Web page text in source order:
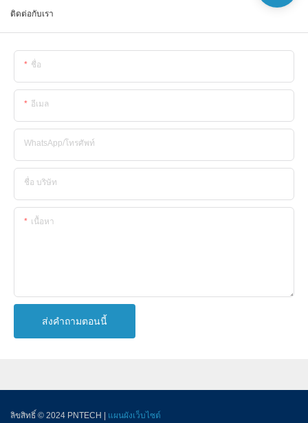
ติดต่อกับเรา
ชื่อ
อีเมล
WhatsApp/โทรศัพท์
ชื่อ บริษัท
เนื้อหา
ส่งคำถามตอนนี้
ลิขสิทธิ์ © 2024 PNTECH | แผนผังเว็บไซต์